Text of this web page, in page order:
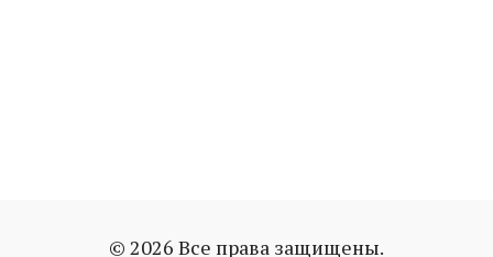
понимать мужчин тест
© 2026 Все права защищены.